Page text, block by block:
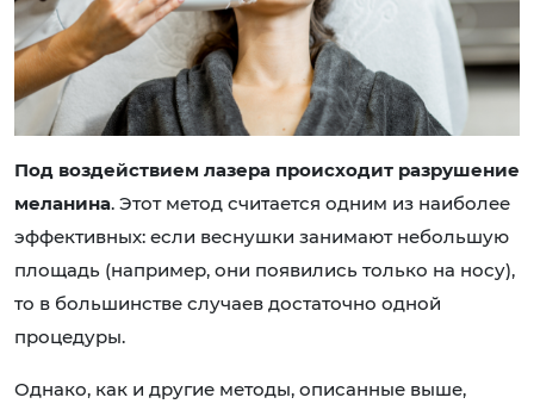
Под воздействием лазера происходит разрушение
меланина. Этот метод считается одним из наиболее
эффективных: если веснушки занимают небольшую
площадь (например, они появились только на носу),
то в большинстве случаев достаточно одной
процедуры.
Однако, как и другие методы, описанные выше,